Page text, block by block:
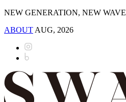
NEW GENERATION, NEW WAVE
ABOUT AUG, 2026